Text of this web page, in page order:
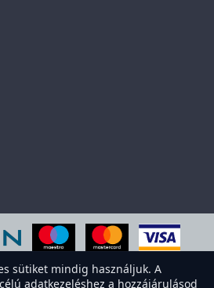
sütiket mindig használjuk. A
adatkezeléshez a hozzájárulásod